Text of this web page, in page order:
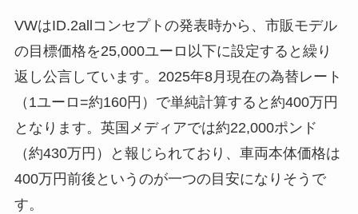
VWはID.2allコンセプトの発表時から、市販モデル
の目標価格を25,000ユーロ以下に設定すると繰り
返し公言しています。2025年8月現在の為替レート
（1ユーロ=約160円）で単純計算すると約400万円
となります。英国メディアでは約22,000ポンド
（約430万円）と報じられており、車両本体価格は
400万円前後というのが一つの目安になりそうで
す。